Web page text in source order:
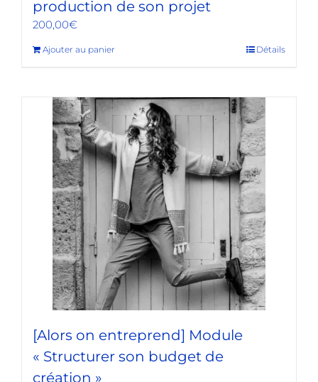
production de son projet
200,00€
Ajouter au panier Détails
[Alors on entreprend] Module
« Structurer son budget de
création »